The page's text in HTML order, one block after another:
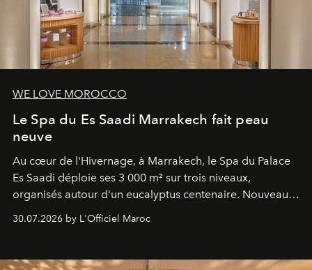
WE LOVE MOROCCO
Le Spa du Es Saadi Marrakech fait peau
neuve
Au cœur de l'Hivernage, à Marrakech, le Spa du Palace
Es Saadi déploie ses 3 000 m² sur trois niveaux,
organisés autour d'un eucalyptus centenaire. Nouveau
Lobby Bien-Être et Beauté, exclusivité mondiale en
neuro-cosmétique, parcours thermal et studio dédié au
entièreté, entre science des émotions et rituels
30.07.2026 by L'Officiel Maroc